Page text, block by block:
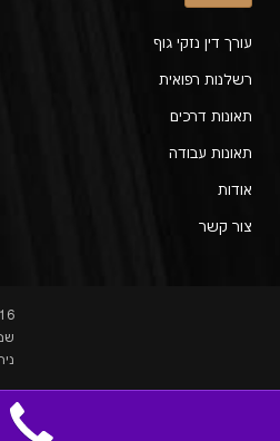
עורך דין נזקי גוף
רשלנות רפואית
תאונות דרכים
תאונות עבודה
אודות
צור קשר